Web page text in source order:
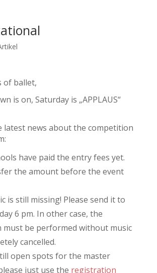
of ballet,
is on, Saturday is „APPLAUS“
latest news about the competition
have paid the entry fees yet.
the amount before the event
is still missing! Please send it to
6 pm. In other case, the
be performed without music
cancelled.
open spots for the master
just use the registration